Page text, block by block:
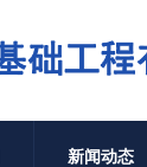
新闻动态